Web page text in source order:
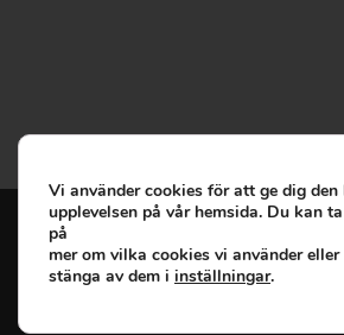
Vi använder cookies för att ge dig den
upplevelsen på vår hemsida. Du kan
på
mer om vilka cookies vi använder eller
stänga av dem i inställningar.